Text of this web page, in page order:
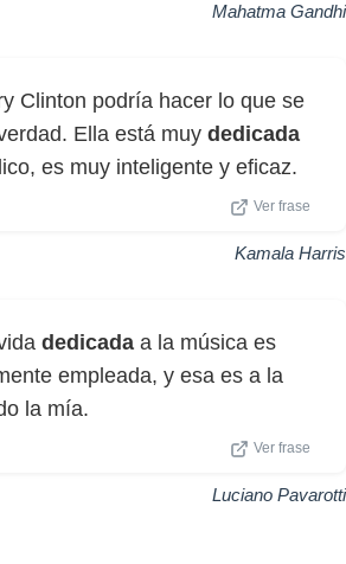
Mahatma Gandhi
Clinton podría hacer lo que se
Ella está muy dedicada
es muy inteligente y eficaz.
Ver frase
Kamala Harris
dedicada a la música es
empleada, y esa es a la
la mía.
Ver frase
Luciano Pavarotti